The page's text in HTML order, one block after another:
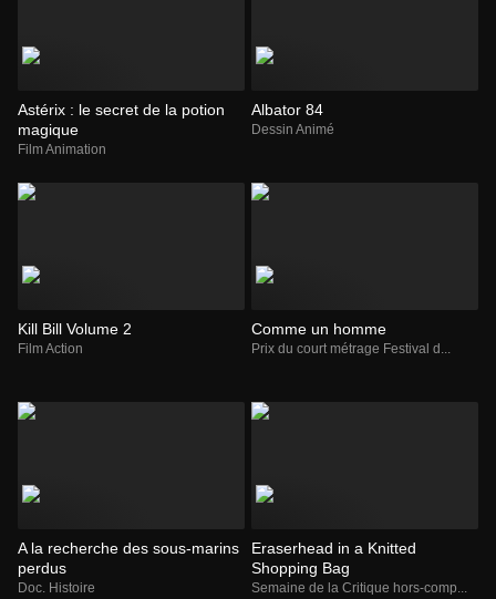
Astérix : le secret de la potion
magique
Film Animation
Albator 84
Dessin Animé
Kill Bill Volume 2
Film Action
Comme un homme
Prix du court métrage Festival d...
A la recherche des sous-marins
perdus
Doc. Histoire
Eraserhead in a Knitted
Shopping Bag
Semaine de la Critique hors-comp...